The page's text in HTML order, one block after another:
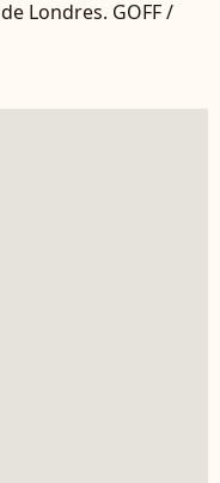
Londres. GOFF /